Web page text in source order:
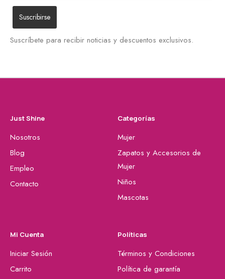
Suscríbete para recibir noticias y descuentos exclusivos.
Just Shine
Nosotros
Blog
Empleo
Contacto
Categorías
Mujer
Zapatos y Accesorios de
Mujer
Niños
Mascotas
Mi Cuenta
Iniciar Sesión
Carrito
Políticas
Términos y Condiciones
Política de garantía